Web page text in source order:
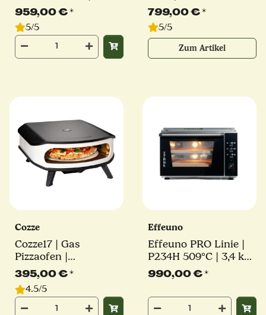
kW | inkl. original
Effeuno-Stein |
Elektro Pizzaofen
959,00 €*
5/5
16" | 9,2 kW | U-
Brenner |
verschiedene Farben
799,00 €*
5/5
Zum Artikel
Cozze
Cozze17 | Gas
Pizzaofen |
rotierender Pizzastein
| mit Hitzeschild |
Millarco
395,00 €*
4.5/5
Effeuno
Effeuno PRO Linie |
P234H 509°C | 3,4 kW
| 2 Backkammern |
inkl. original Effeuno-
Stein
990,00 €*